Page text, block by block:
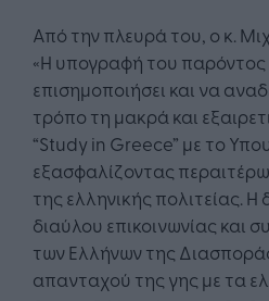
Από την πλευρά του, ο κ.
«Η υπογραφή του παρόντος
επισημοποιήσει και να
τρόπο τη μακρά και
“Study in Greece” με το
εξασφαλίζοντας
της ελληνικής πολιτείας. Η
διαύλου επικοινωνίας και
των Ελλήνων της
απανταχού της γης με τα